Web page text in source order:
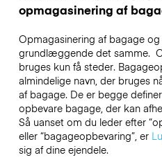
opmagasinering af
Opmagasinering af bagage
grundlæggende det samme.
bruges kun få steder.
almindelige navn, der bruges
af bagage. De er begge
opbevare bagage, der kan
Så uanset om du leder efter
eller “bagageopbevaring”, er
sig af dine ejendele.